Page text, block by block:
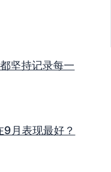
坚持记录每一
月表现最好？